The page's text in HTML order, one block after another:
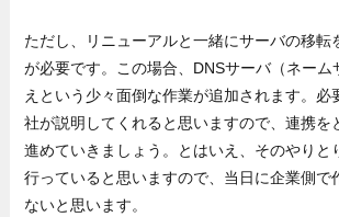
ただし、リニューアルと一緒にサーバの移転
が必要です。この場合、DNSサーバ（ネーム
えという少々面倒な作業が追加されます。必
社が説明してくれると思いますので、連携を
進めていきましょう。とはいえ、そのやりと
行っていると思いますので、当日に企業側で
ないと思います。